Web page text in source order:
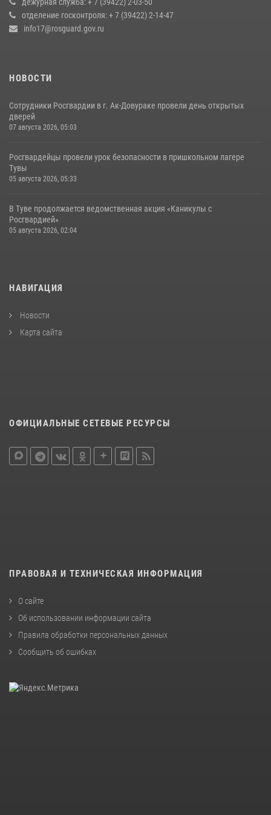
17 июля 2026, 07:22 1
отделение госконтроля: + 7 (39422) 2-14-47
info17@rosguard.gov.ru
НОВОСТИ
Сотрудники Росгвардии в г. Ак-Довураке провели день открытых
дверей
07 августа 2026, 05:03
Росгвардейцы провели урок безопасности в пришкольном лагере
Тувы
05 августа 2026, 05:33
В Туве продолжается ведомственная акция «Каникулы с
Росгвардией»
05 августа 2026, 02:04
НАВИГАЦИЯ
Новости
Карта сайта
ОФИЦИАЛЬНЫЕ СЕТЕВЫЕ РЕСУРСЫ
ПРАВОВАЯ И ТЕХНИЧЕСКАЯ ИНФОРМАЦИЯ
О сайте
Об использовании информации сайта
Правила обработки персональных данных
Сообщить об ошибках